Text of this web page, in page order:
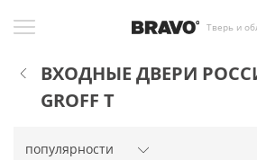
Тверь и
ВХОДНЫЕ ДВЕРИ
GROFF Т